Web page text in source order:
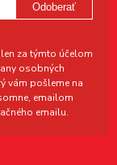
Odoberať
za týmto účelom
osobných
vám pošleme na
emailom
emailu.